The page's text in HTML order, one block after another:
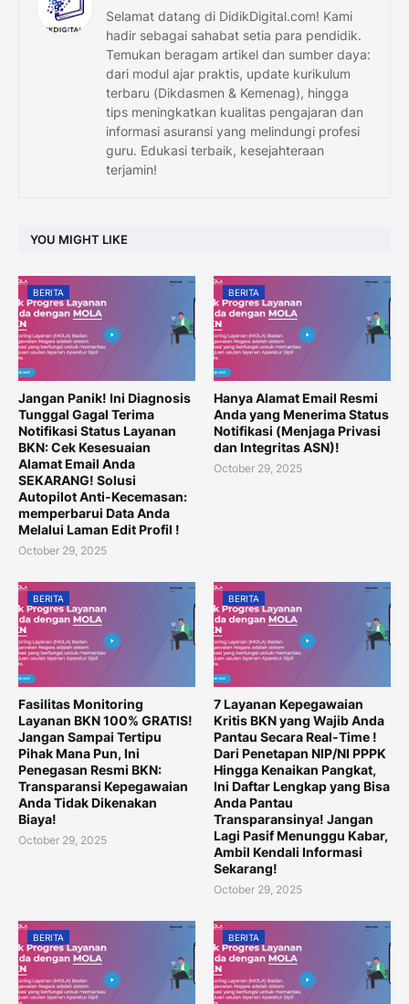
Selamat datang di DidikDigital.com! Kami
hadir sebagai sahabat setia para pendidik.
Temukan beragam artikel dan sumber daya:
dari modul ajar praktis, update kurikulum
terbaru (Dikdasmen & Kemenag), hingga
tips meningkatkan kualitas pengajaran dan
informasi asuransi yang melindungi profesi
guru. Edukasi terbaik, kesejahteraan
terjamin!
YOU MIGHT LIKE
BERITA
Jangan Panik! Ini Diagnosis
Tunggal Gagal Terima
Notifikasi Status Layanan
BKN: Cek Kesesuaian
Alamat Email Anda
SEKARANG! Solusi
Autopilot Anti-Kecemasan:
memperbarui Data Anda
Melalui Laman Edit Profil !
October 29, 2025
BERITA
Hanya Alamat Email Resmi
Anda yang Menerima Status
Notifikasi (Menjaga Privasi
dan Integritas ASN)!
October 29, 2025
BERITA
Fasilitas Monitoring
Layanan BKN 100% GRATIS!
Jangan Sampai Tertipu
Pihak Mana Pun, Ini
Penegasan Resmi BKN:
Transparansi Kepegawaian
Anda Tidak Dikenakan
Biaya!
October 29, 2025
BERITA
7 Layanan Kepegawaian
Kritis BKN yang Wajib Anda
Pantau Secara Real-Time !
Dari Penetapan NIP/NI PPPK
Hingga Kenaikan Pangkat,
Ini Daftar Lengkap yang Bisa
Anda Pantau
Transparansinya! Jangan
Lagi Pasif Menunggu Kabar,
Ambil Kendali Informasi
Sekarang!
October 29, 2025
BERITA BERITA